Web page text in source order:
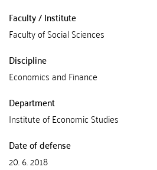
Faculty / Institute
Faculty of Social Sciences
Discipline
Economics and Finance
Department
Institute of Economic Studies
Date of defense
20. 6. 2018